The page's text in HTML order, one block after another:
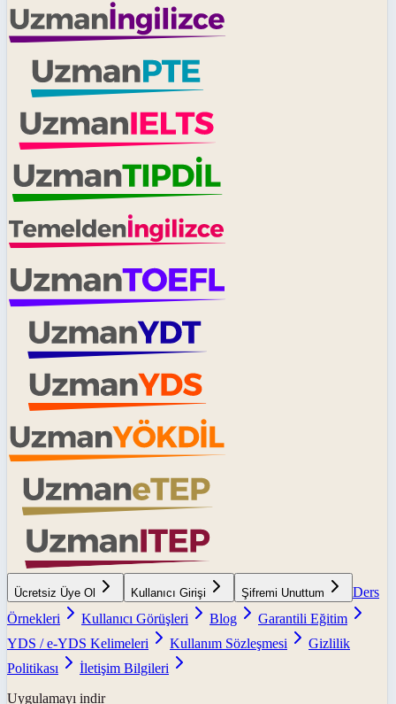
Ücretsiz Üye Ol Kullanıcı Girişi Şifremi Unuttum
Ders
Örnekleri
Kullanıcı Görüşleri Blog
Garantili Eğitim
YDS / e-YDS Kelimeleri
Kullanım Sözleşmesi
Gizlilik
Politikası
İletişim Bilgileri
Uygulamayı indir